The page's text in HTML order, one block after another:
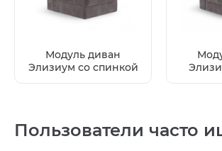
Модуль диван
Элизиум со спинкой
Пользователи часто